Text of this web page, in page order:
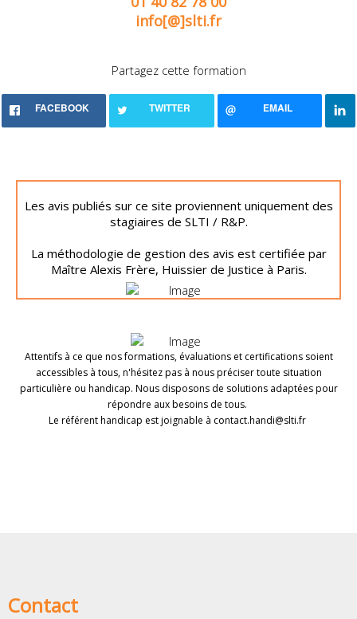
info[@]slti.fr
Partagez cette formation
FACEBOOK TWITTER EMAIL
Les avis publiés sur ce site proviennent uniquement des
stagiaires de SLTI / R&P.
La méthodologie de gestion des avis est certifiée par
Maître Alexis Frère, Huissier de Justice à Paris.
Attentifs à ce que nos formations, évaluations et certifications soient
accessibles à tous, n'hésitez pas à nous préciser toute situation
particulière ou handicap. Nous disposons de solutions adaptées pour
répondre aux besoins de tous.
Le référent handicap est joignable à contact.handi@slti.fr
Contact